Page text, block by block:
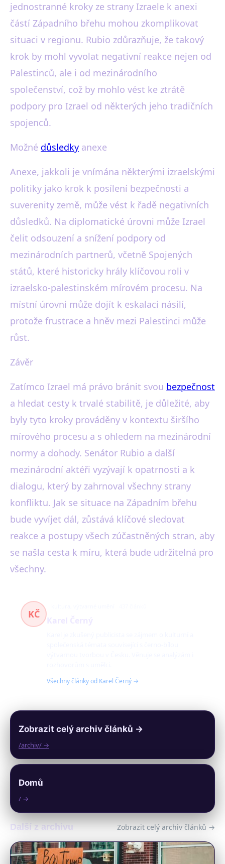
jednostranné kroky ze strany Izraele k anexi
částí Západního břehu mohou zkomplikovat
situaci v regionu. Rubio zdůrazňuje, že takový
krok by mohl vyvolat negativní reakce nejen od
Palestinců, ale i od mezinárodního
společenství, což by mohlo vést ke ztrátě
podpory pro Izrael od některých jeho tradičních
spojenců.
Možné důsledky anexe
Anexe, jakkoli je vnímána některými izraelskými
politiky jako krok k posílení bezpečnosti a
suverenity země, může vést k řadě negativních
důsledků. Na diplomatické úrovni může Izrael
čelit odsouzení a snížení podpory od
mezinárodních partnerů, včetně Spojených
států, které historicky hrály klíčovou roli v
izraelsko-palestinském mírovém procesu. Na
místní úrovni může dojít k eskalaci násilí,
protože frustrace a hněv mezi Palestinci může
růst.
Závěr
Zatímco Izrael má právo bránit svou bezpečnost
a hledat cesty k trvalé stabilitě, je důležité, aby
byly tyto kroky prováděny v kontextu širšího
mírového procesu a s ohledem na mezinárodní
normy a dohody. Senátor Rubio a další
mezinárodní aktéři vyzývají k opatrnosti a k
dialogu, který by zahrnoval všechny strany
konfliktu. Jak se situace na Západním břehu
bude vyvíjet dál, zůstává klíčové sledovat
reakce a postupy všech zúčastněných stran, aby
se našla cesta k míru, která bude udržitelná pro
všechny.
KČ
Všechny články od Karel Černý →
Zobrazit celý archiv článků →
/archiv/ →
Domů
/ →
Další z archivu Zobrazit celý archiv článků →